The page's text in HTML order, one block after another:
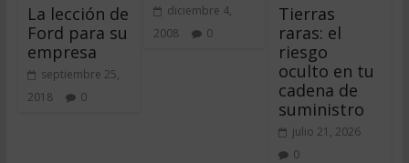
La lección de
Ford para su
empresa
septiembre 25,
2018
0
diciembre 4,
2008
0
Tierras
raras: el
riesgo
oculto en tu
cadena de
suministro
julio 21, 2026
0